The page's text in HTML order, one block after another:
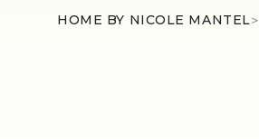
HOME BY NICOLE MANTEL>